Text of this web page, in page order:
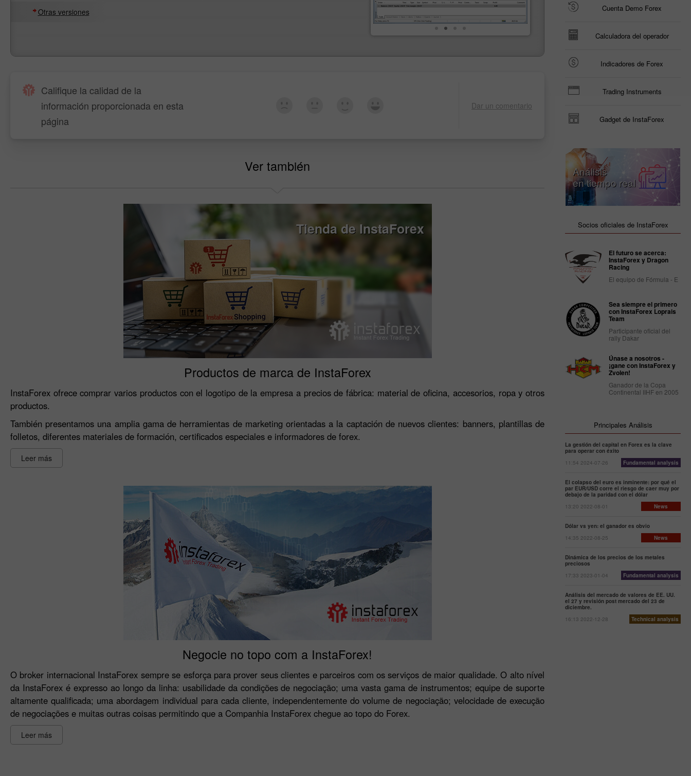
Otras versiones
Califique la calidad de la
información proporcionada en esta
página
Dar un comentario
Ver también
Tienda de InstaForex
Productos de marca de InstaForex
InstaForex ofrece comprar varios productos con el logotipo de la empresa a precios de fábrica: material de oficina, accesorios, ropa y otros
productos.
También presentamos una amplia gama de herramientas de marketing orientadas a la captación de nuevos clientes: banners, plantillas de
folletos, diferentes materiales de formación, certificados especiales e informadores de forex.
Leer más
Negocie no topo com a InstaForex!
O broker internacional InstaForex sempre se esforça para prover seus clientes e parceiros com os serviços de maior qualidade. O alto nível
da InstaForex é expresso ao longo da linha: usabilidade da condições de negociação; uma vasta gama de instrumentos; equipe de suporte
altamente qualificada; uma abordagem individual para cada cliente, independentemente do volume de negociação; velocidade de execução
de negociações e muitas outras coisas permitindo que a Companhia InstaForex chegue ao topo do Forex.
Leer más
Cuenta Demo Forex
Calculadora del operador
Indicadores de Forex
Trading Instruments
Gadget de InstaForex
Análisis
en tiempo real
Socios oficiales de InstaForex
El futuro se acerca:
InstaForex y Dragon
Racing
El equipo de Fórmula - E
Sea siempre el primero
con InstaForex Loprais
Team
Participante oficial del
rally Dakar
Únase a nosotros -
¡gane con InstaForex y
Zvolen!
Ganador de la Copa
Continental IIHF en 2005
Principales Análisis
La gestión del capital en Forex es la clave
para operar con éxito
11:54 2024-07-26
Fundamental analysis
El colapso del euro es inminente: por qué el
par EUR/USD corre el riesgo de caer muy por
debajo de la paridad con el dólar
13:20 2022-08-01
News
Dólar vs yen: el ganador es obvio
14:35 2022-08-25
News
Dinámica de los precios de los metales
preciosos
17:33 2023-01-04
Fundamental analysis
Análisis del mercado de valores de EE. UU.
el 27 y revisión post mercado del 23 de
diciembre.
16:13 2022-12-28
Technical analysis